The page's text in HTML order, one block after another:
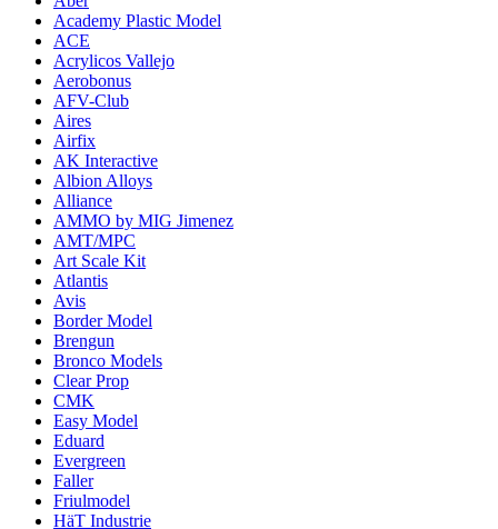
Academy Plastic Model
ACE
Acrylicos Vallejo
Aerobonus
AFV-Club
Aires
Airfix
AK Interactive
Albion Alloys
Alliance
AMMO by MIG Jimenez
AMT/MPC
Art Scale Kit
Atlantis
Avis
Border Model
Brengun
Bronco Models
Clear Prop
CMK
Easy Model
Eduard
Evergreen
Faller
Friulmodel
HäT Industrie